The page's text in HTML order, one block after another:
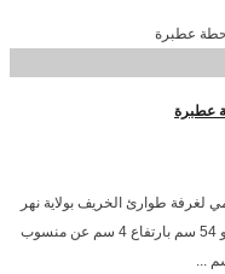
عطبرة
اليومي لغرفة طوارئ الخريف بولاية نهر
النيل ارتفاع منسوب نهر النيل الرئيسي اليوم 15متر و 54 سم بارتفاع 4 سم عن منسوب